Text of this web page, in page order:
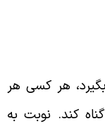
هر کسی هر
کند. نوبت به